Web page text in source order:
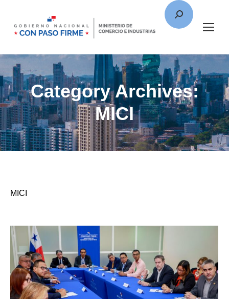
Category Archives:
MICI
MICI